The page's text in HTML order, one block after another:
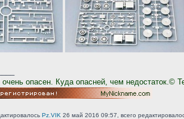
очень опасен. Куда опасней, чем недостаток.©
Pz.VIK 26 май 2016 09:57, всего